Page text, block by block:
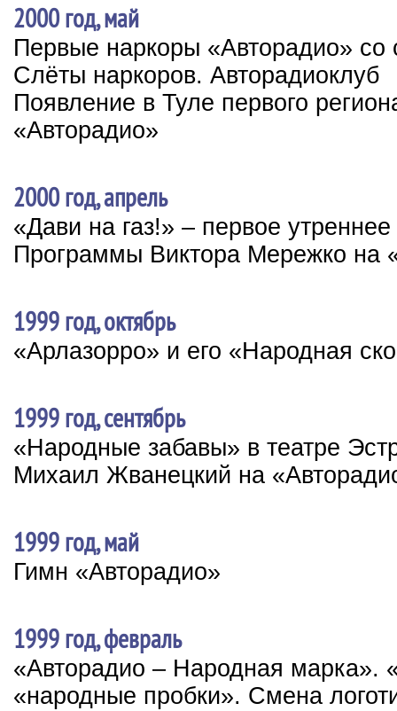
2000 год, май
Первые наркоры «Авторадио»
Слёты наркоров. Авторадиоклуб
Появление в Туле первого
«Авторадио»
2000 год, апрель
«Дави на газ!» – первое
Программы Виктора Мережко на
1999 год, октябрь
«Арлазорро» и его «Народная
1999 год, сентябрь
«Народные забавы» в театре
Михаил Жванецкий на
1999 год, май
Гимн «Авторадио»
1999 год, февраль
«Авторадио – Народная марка».
«народные пробки». Смена